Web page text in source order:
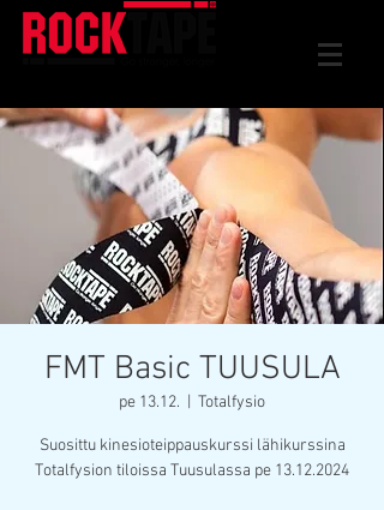
FMT Basic TUUSULA
pe 13.12. Totalfysio
Suosittu kinesioteippauskurssi lähikurssina
Totalfysion tiloissa Tuusulassa pe 13.12.2024